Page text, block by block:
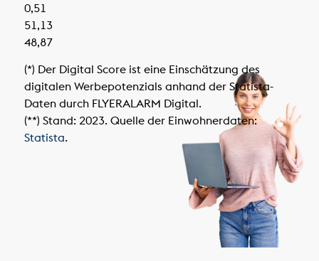
0,51
51,13
48,87
(*) Der Digital Score ist eine Einschätzung des
digitalen Werbepotenzials anhand der Statista-
Daten durch FLYERALARM Digital.
(**) Stand: 2023. Quelle der Einwohnerdaten:
Statista.